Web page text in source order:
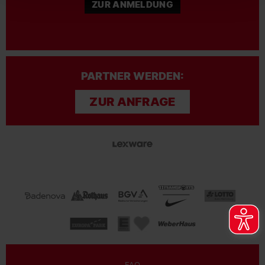
ZUR ANMELDUNG
PARTNER WERDEN:
ZUR ANFRAGE